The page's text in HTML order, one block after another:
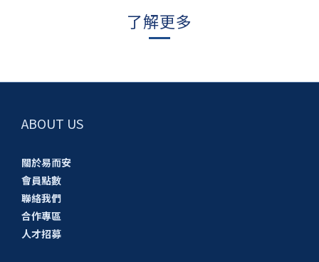
了解更多
ABOUT US
關於易而安
會員點數
聯絡我們
合作專區
人才招募